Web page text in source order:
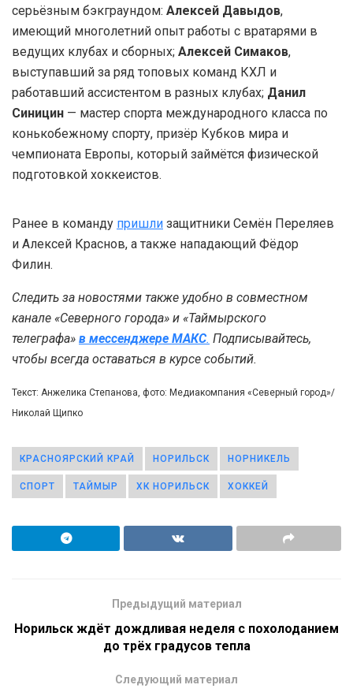
серьёзным бэкграундом: Алексей Давыдов,
имеющий многолетний опыт работы с вратарями в
ведущих клубах и сборных; Алексей Симаков,
выступавший за ряд топовых команд КХЛ и
работавший ассистентом в разных клубах; Данил
Синицин — мастер спорта международного класса по
конькобежному спорту, призёр Кубков мира и
чемпионата Европы, который займётся физической
подготовкой хоккеистов.
Ранее в команду пришли защитники Семён Переляев
и Алексей Краснов, а также нападающий Фёдор
Филин.
Следить за новостями также удобно в совместном
канале «Северного города» и «Таймырского
телеграфа» в мессенджере MAКС. Подписывайтесь,
чтобы всегда оставаться в курсе событий.
Текст: Анжелика Степанова, фото: Медиакомпания «Северный город»/
Николай Щипко
КРАСНОЯРСКИЙ КРАЙ НОРИЛЬСК НОРНИКЕЛЬ
СПОРТ ТАЙМЫР ХК НОРИЛЬСК ХОККЕЙ
Предыдущий материал
Норильск ждёт дождливая неделя с похолоданием
до трёх градусов тепла
Следующий материал